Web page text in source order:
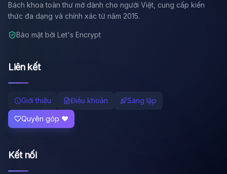
Bách khoa toàn thư mở dành cho người Việt, cung cấp kiến
thức đa dạng và chính xác từ năm 2015.
Bảo mật bởi Let's Encrypt
Liên kết
Giới thiệu Điều khoản Sáng lập
Quyên góp ❤️
Kết nối
🔬 Albert Einstein